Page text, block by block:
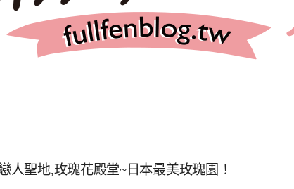
人聖地,玫瑰花殿堂~日本最美玫瑰園！